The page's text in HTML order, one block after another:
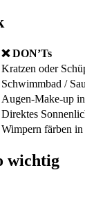
❌ DON’Ts
Kratzen oder
Schwimmbad /
Augen-Make-up
Direktes
Wimpern färben in
wichtig